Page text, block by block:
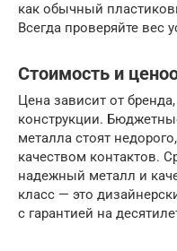
как обычный
Всегда проверяйте вес
Стоимость и
Цена зависит от
конструкции.
металла стоят
качеством контактов.
надежный металл и
класс — это
с гарантией на